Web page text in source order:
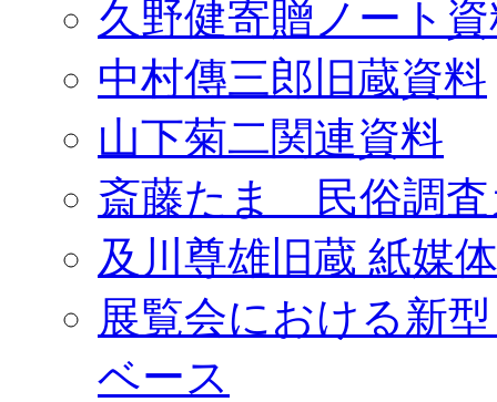
久野健寄贈ノート
中村傳三郎旧蔵資料
山下菊二関連資料
斎藤たま 民俗調査
及川尊雄旧蔵 紙媒
展覧会における新
ベース